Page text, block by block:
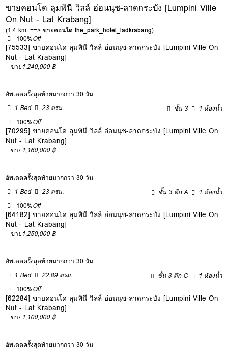
ขายคอนโด ลุมพินี วิลล์ อ่อนนุช-ลาดกระบัง [Lumpini Ville
On Nut - Lat Krabang]
(1.4 km. ==>ขายคอนโด the_park_hotel_ladkrabang)
100%Off
[75533] ขายคอนโด ลุมพินี วิลล์ อ่อนนุช-ลาดกระบัง [Lumpini Ville On
Nut - Lat Krabang]
ขาย1,240,000 ฿
อัพเดตครั้งสุดท้ายมากกว่า 30 วัน
1 Bed
23 ตรม. ชั้น 3
1 ห้องน้ำ
100%Off
[70295] ขายคอนโด ลุมพินี วิลล์ อ่อนนุช-ลาดกระบัง [Lumpini Ville On
Nut - Lat Krabang]
ขาย1,160,000 ฿
อัพเดตครั้งสุดท้ายมากกว่า 30 วัน
1 Bed
23 ตรม. ชั้น 3 ตึก A
1 ห้องน้ำ
100%Off
[64182] ขายคอนโด ลุมพินี วิลล์ อ่อนนุช-ลาดกระบัง [Lumpini Ville On
Nut - Lat Krabang]
ขาย1,250,000 ฿
อัพเดตครั้งสุดท้ายมากกว่า 30 วัน
1 Bed
22.89 ตรม. ชั้น 3 ตึก C
1 ห้องน้ำ
100%Off
[62284] ขายคอนโด ลุมพินี วิลล์ อ่อนนุช-ลาดกระบัง [Lumpini Ville On
Nut - Lat Krabang]
ขาย1,100,000 ฿
อัพเดตครั้งสุดท้ายมากกว่า 30 วัน